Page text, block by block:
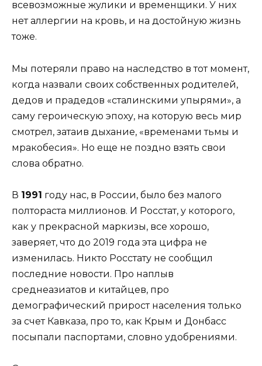
всевозможные жулики и временщики. У них
нет аллергии на кровь, и на достойную жизнь
тоже.
Мы потеряли право на наследство в тот момент,
когда назвали своих собственных родителей,
дедов и прадедов «сталинскими упырями», а
саму героическую эпоху, на которую весь мир
смотрел, затаив дыхание, «временами тьмы и
мракобесия». Но еще не поздно взять свои
слова обратно.
В 1991 году нас, в России, было без малого
полтораста миллионов. И Росстат, у которого,
как у прекрасной маркизы, все хорошо,
заверяет, что до 2019 года эта цифра не
изменилась. Никто Росстату не сообщил
последние новости. Про наплыв
среднеазиатов и китайцев, про
демографический прирост населения только
за счет Кавказа, про то, как Крым и Донбасс
посыпали паспортами, словно удобрениями.